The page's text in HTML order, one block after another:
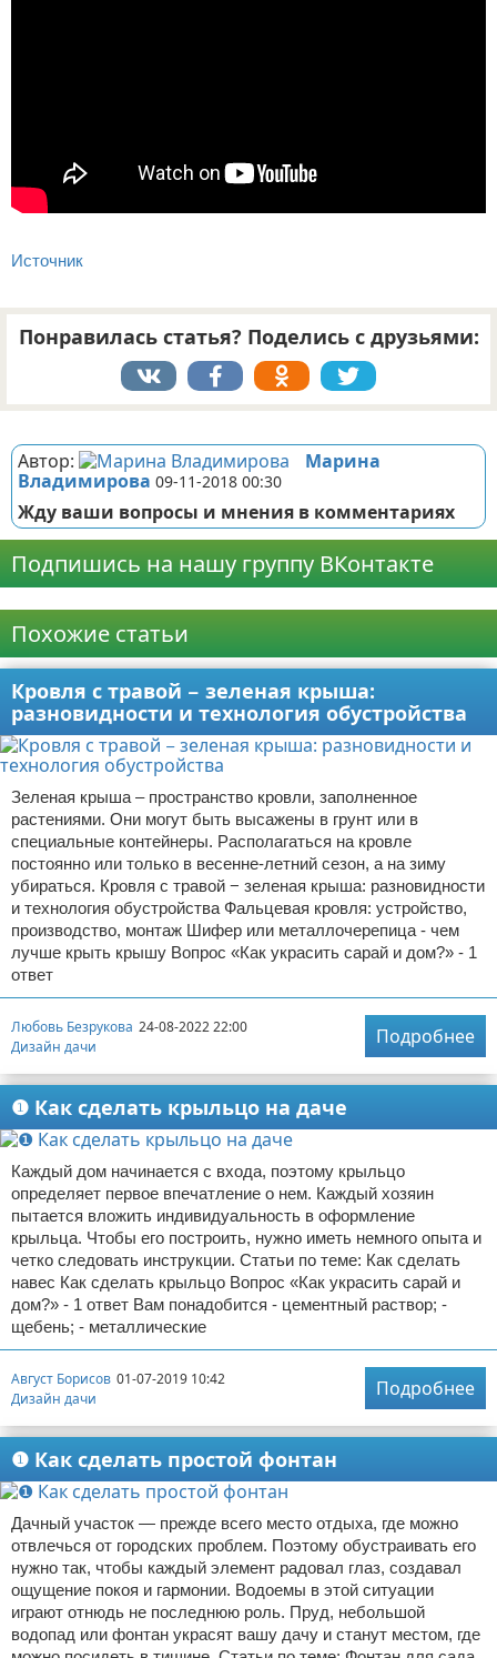
Источник
Понравилась статья? Поделись с друзьями:
Автор:
Марина
Владимирова 09-11-2018 00:30
Жду ваши вопросы и мнения в комментариях
Подпишись на нашу группу ВКонтакте
Похожие статьи
Кровля с травой − зеленая крыша:
разновидности и технология обустройства
Зеленая крыша – пространство кровли, заполненное
растениями. Они могут быть высажены в грунт или в
специальные контейнеры. Располагаться на кровле
постоянно или только в весенне-летний сезон, а на зиму
убираться. Кровля с травой − зеленая крыша: разновидности
и технология обустройства Фальцевая кровля: устройство,
производство, монтаж Шифер или металлочерепица - чем
лучше крыть крышу Вопрос «Как украсить сарай и дом?» - 1
ответ
Любовь Безрукова 24-08-2022 22:00
Дизайн дачи
Подробнее
❶ Как сделать крыльцо на даче
Каждый дом начинается с входа, поэтому крыльцо
определяет первое впечатление о нем. Каждый хозяин
пытается вложить индивидуальность в оформление
крыльца. Чтобы его построить, нужно иметь немного опыта и
четко следовать инструкции. Статьи по теме: Как сделать
навес Как сделать крыльцо Вопрос «Как украсить сарай и
дом?» - 1 ответ Вам понадобится - цементный раствор; -
щебень; - металлические
Август Борисов 01-07-2019 10:42
Дизайн дачи
Подробнее
❶ Как сделать простой фонтан
Дачный участок — прежде всего место отдыха, где можно
отвлечься от городских проблем. Поэтому обустраивать его
нужно так, чтобы каждый элемент радовал глаз, создавал
ощущение покоя и гармонии. Водоемы в этой ситуации
играют отнюдь не последнюю роль. Пруд, небольшой
водопад или фонтан украсят вашу дачу и станут местом, где